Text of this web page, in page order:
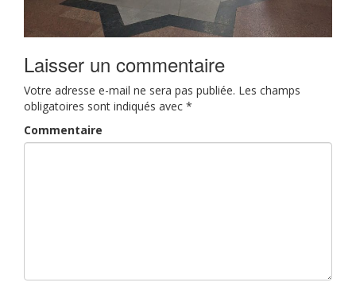
Laisser un commentaire
Votre adresse e-mail ne sera pas publiée. Les champs
obligatoires sont indiqués avec *
Commentaire